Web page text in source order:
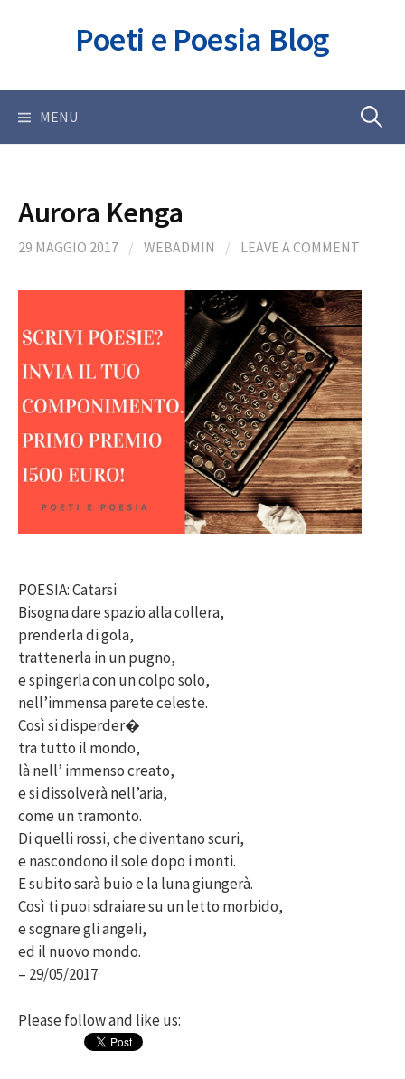
Poeti e Poesia Blog
MENU Ricerca
Aurora Kenga
29 MAGGIO 2017 / WEBADMIN / LEAVE A COMMENT
POESIA: Catarsi
Bisogna dare spazio alla collera,
prenderla di gola,
trattenerla in un pugno,
e spingerla con un colpo solo,
nell’immensa parete celeste.
Così si disperder�
tra tutto il mondo,
là nell’ immenso creato,
e si dissolverà nell’aria,
come un tramonto.
Di quelli rossi, che diventano scuri,
e nascondono il sole dopo i monti.
E subito sarà buio e la luna giungerà.
Così ti puoi sdraiare su un letto morbido,
e sognare gli angeli,
ed il nuovo mondo.
– 29/05/2017
Please follow and like us: